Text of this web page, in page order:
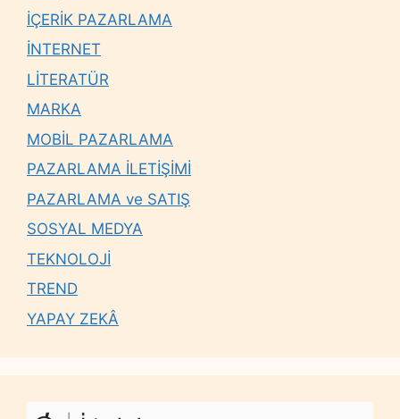
İÇERİK PAZARLAMA
İNTERNET
LİTERATÜR
MARKA
MOBİL PAZARLAMA
PAZARLAMA İLETİŞİMİ
PAZARLAMA ve SATIŞ
SOSYAL MEDYA
TEKNOLOJİ
TREND
YAPAY ZEKÂ